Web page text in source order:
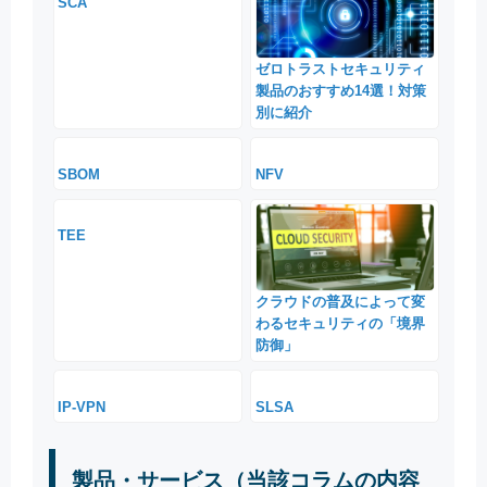
ゼロトラストセキュリティ
製品のおすすめ14選！対策
別に紹介
SBOM NFV
TEE
クラウドの普及によって変
わるセキュリティの「境界
防御」
IP-VPN SLSA
製品・サービス（当該コラムの内容